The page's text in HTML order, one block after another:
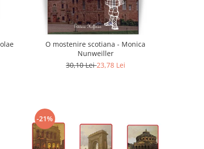
O mostenire scotiana - Monica
Nunweiller
30,10 Lei23,78 Lei
-21%